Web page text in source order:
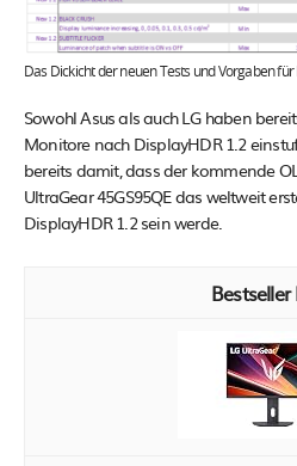
Das Dickicht der neuen Tests und Vorgaben für
Sowohl Asus als auch LG haben
Monitore nach DisplayHDR 1.2
bereits damit, dass der kommende
UltraGear 45GS95QE das weltweit
DisplayHDR 1.2 sein werde.